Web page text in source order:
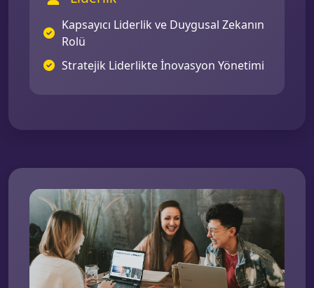
Kapsayıcı Liderlik ve Duygusal Zekanın
Rolü
Stratejik Liderlikte İnovasyon Yönetimi